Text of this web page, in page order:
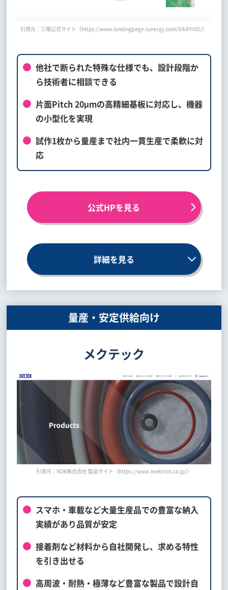
引用元：三陽公式サイト（https://www.landingpage-synergy.com/6Ik8Yr0D/）
他社で断られた特殊な仕様でも、設計段階か
ら技術者に相談できる
片面Pitch 20μmの高精細基板に対応し、機器
の小型化を実現
試作1枚から量産まで社内一貫生産で柔軟に対
応
公式HPを見る
詳細を見る
量産・安定供給向け
メクテック
引用元：NOK株式会社 製品サイト（https://www.mektron.co.jp/）
スマホ・車載など大量生産品での豊富な納入
実績があり品質が安定
接着剤など材料から自社開発し、求める特性
を引き出せる
高周波・耐熱・極薄など豊富な製品で設計自